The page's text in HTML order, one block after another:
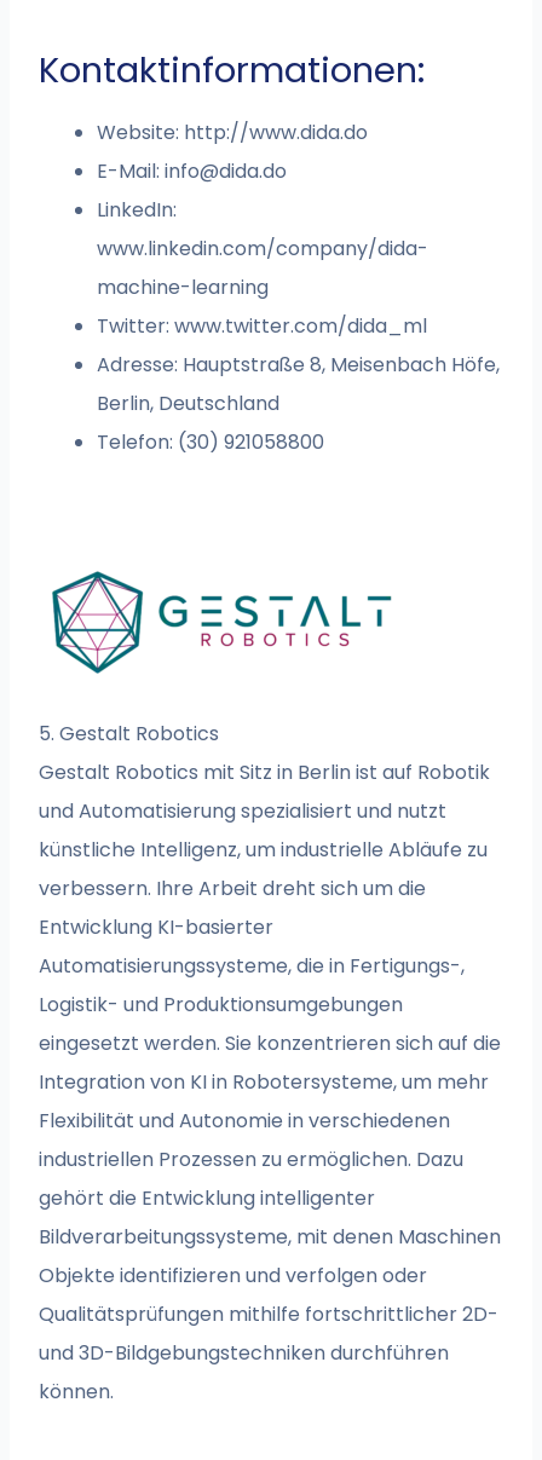
Kontaktinformationen:
Website: http://www.dida.do
E-Mail:info@dida.do
LinkedIn:
www.linkedin.com/company/dida-
machine-learning
Twitter: www.twitter.com/dida_ml
Adresse: Hauptstraße 8, Meisenbach Höfe,
Berlin, Deutschland
Telefon: (30) 921058800
5. Gestalt Robotics
Gestalt Robotics mit Sitz in Berlin ist auf Robotik
und Automatisierung spezialisiert und nutzt
künstliche Intelligenz, um industrielle Abläufe zu
verbessern. Ihre Arbeit dreht sich um die
Entwicklung KI-basierter
Automatisierungssysteme, die in Fertigungs-,
Logistik- und Produktionsumgebungen
eingesetzt werden. Sie konzentrieren sich auf die
Integration von KI in Robotersysteme, um mehr
Flexibilität und Autonomie in verschiedenen
industriellen Prozessen zu ermöglichen. Dazu
gehört die Entwicklung intelligenter
Bildverarbeitungssysteme, mit denen Maschinen
Objekte identifizieren und verfolgen oder
Qualitätsprüfungen mithilfe fortschrittlicher 2D-
und 3D-Bildgebungstechniken durchführen
können.